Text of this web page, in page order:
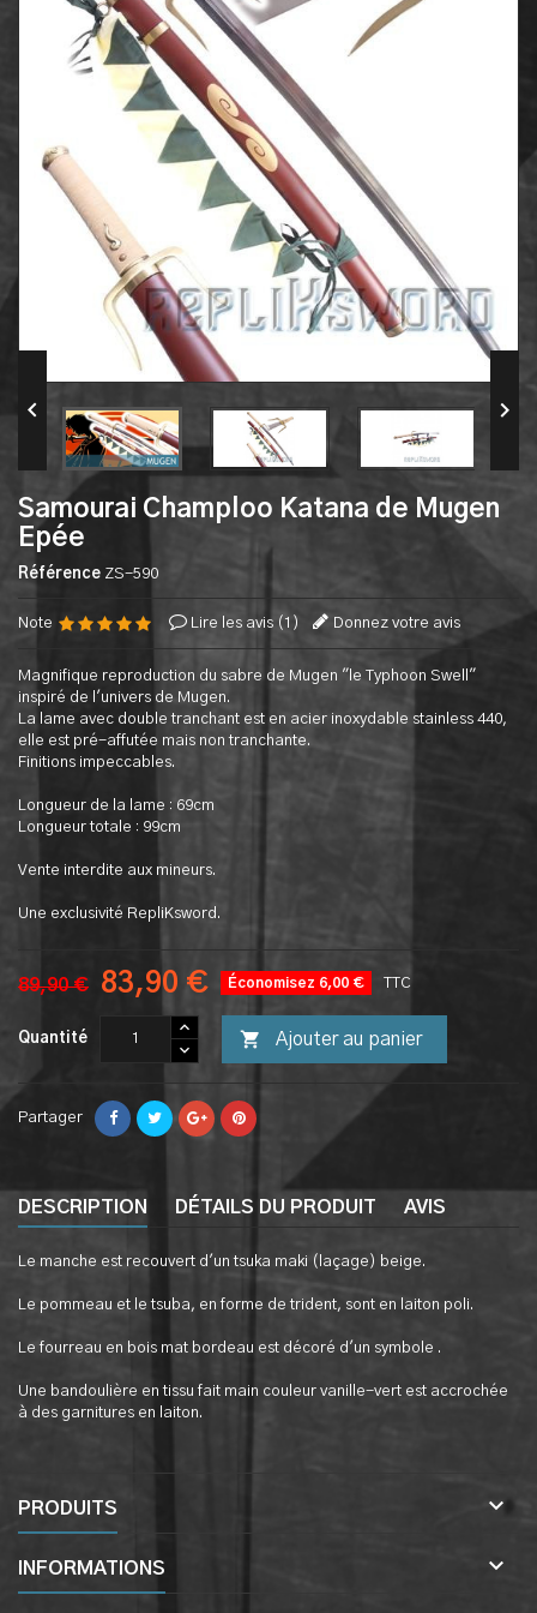
 
Samourai Champloo Katana de Mugen
Epée
Référence ZS-590
Note Lire les avis ( 1 ) Donnez votre avis
Magnifique reproduction du sabre de Mugen "le Typhoon Swell"
inspiré de l'univers de Mugen.
La lame avec double tranchant est en acier inoxydable stainless 440,
elle est pré-affutée mais non tranchante.
Finitions impeccables.
Longueur de la lame : 69cm
Longueur totale : 99cm
Vente interdite aux mineurs.
Une exclusivité RepliKsword.
89,90 € 83,90 € Économisez 6,00 € TTC
Quantité  Ajouter au panier
Partager
DESCRIPTION DÉTAILS DU PRODUIT AVIS
Le manche est recouvert d'un tsuka maki (laçage) beige.
Le pommeau et le tsuba, en forme de trident, sont en laiton poli.
Le fourreau en bois mat bordeau est décoré d'un symbole .
Une bandoulière en tissu fait main couleur vanille-vert est accrochée
à des garnitures en laiton.
PRODUITS 
INFORMATIONS 